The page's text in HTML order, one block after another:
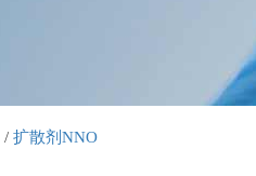
/ 扩散剂NNO